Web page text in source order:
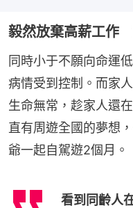
毅然放棄高薪工作
同時小于不願向命運
病情受到控制。而家
生命無常，趁家人還
直有周遊全國的夢想
爺一起自駕遊2個月。
看到同齡人